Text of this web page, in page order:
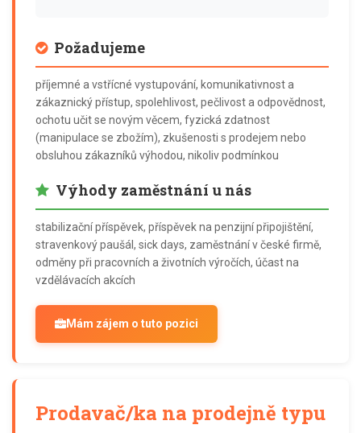
Požadujeme
příjemné a vstřícné vystupování, komunikativnost a
zákaznický přístup, spolehlivost, pečlivost a odpovědnost,
ochotu učit se novým věcem, fyzická zdatnost
(manipulace se zbožím), zkušenosti s prodejem nebo
obsluhou zákazníků výhodou, nikoliv podmínkou
Výhody zaměstnání u nás
stabilizační příspěvek, příspěvek na penzijní připojištění,
stravenkový paušál, sick days, zaměstnání v české firmě,
odměny při pracovních a životních výročích, účast na
vzdělávacích akcích
Mám zájem o tuto pozici
Prodavač/ka na prodejně typu